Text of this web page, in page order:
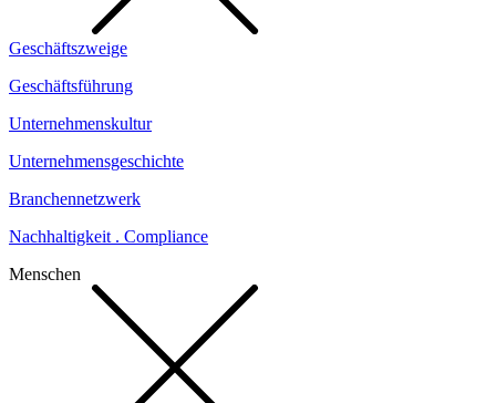
Geschäftszweige
Geschäftsführung
Unternehmenskultur
Unternehmensgeschichte
Branchennetzwerk
Nachhaltigkeit . Compliance
Menschen